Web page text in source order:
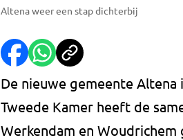
Altena weer een stap dichterbij
De nieuwe gemeente
Tweede Kamer heeft de
Werkendam en